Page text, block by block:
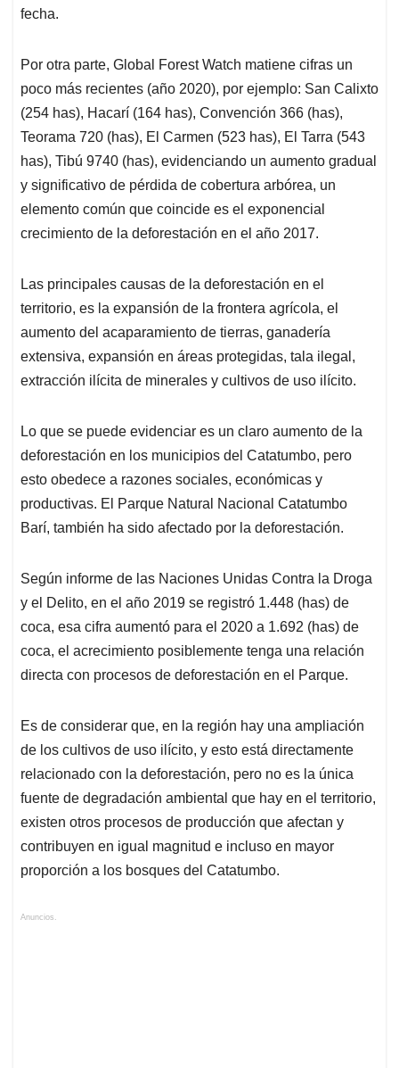
fecha.
Por otra parte, Global Forest Watch matiene cifras un
poco más recientes (año 2020), por ejemplo: San Calixto
(254 has), Hacarí (164 has), Convención 366 (has),
Teorama 720 (has), El Carmen (523 has), El Tarra (543
has), Tibú 9740 (has), evidenciando un aumento gradual
y significativo de pérdida de cobertura arbórea, un
elemento común que coincide es el exponencial
crecimiento de la deforestación en el año 2017.
Las principales causas de la deforestación en el
territorio, es la expansión de la frontera agrícola, el
aumento del acaparamiento de tierras, ganadería
extensiva, expansión en áreas protegidas, tala ilegal,
extracción ilícita de minerales y cultivos de uso ilícito.
Lo que se puede evidenciar es un claro aumento de la
deforestación en los municipios del Catatumbo, pero
esto obedece a razones sociales, económicas y
productivas. El Parque Natural Nacional Catatumbo
Barí, también ha sido afectado por la deforestación.
Según informe de las Naciones Unidas Contra la Droga
y el Delito, en el año 2019 se registró 1.448 (has) de
coca, esa cifra aumentó para el 2020 a 1.692 (has) de
coca, el acrecimiento posiblemente tenga una relación
directa con procesos de deforestación en el Parque.
Es de considerar que, en la región hay una ampliación
de los cultivos de uso ilícito, y esto está directamente
relacionado con la deforestación, pero no es la única
fuente de degradación ambiental que hay en el territorio,
existen otros procesos de producción que afectan y
contribuyen en igual magnitud e incluso en mayor
proporción a los bosques del Catatumbo.
Anuncios.